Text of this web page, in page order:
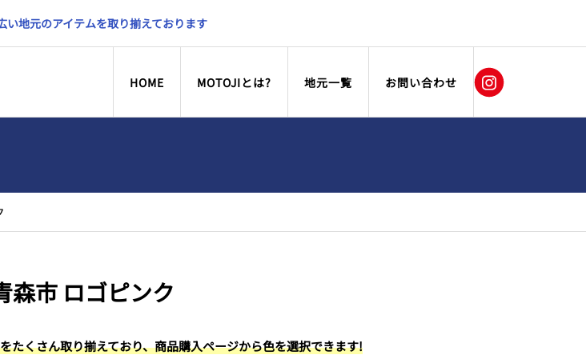
地元のアイテムを取り揃えております
HOME MOTOJIとは? 地元一覧 お問い合わせ
森市 ロゴピンク
たくさん取り揃えており、商品購入ページから色を選択できます!